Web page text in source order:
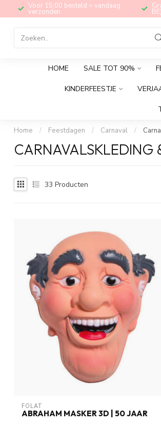
Voor 15:00 besteld = vandaag
verzonden BE)
HOME SALE TOT 90%
KINDERFEESTJE
Home / Feestdagen / Carnaval /
CARNAVALSKLEDING
33 Producten
FOLAT
ABRAHAM MASKER 3D | 50 JAAR